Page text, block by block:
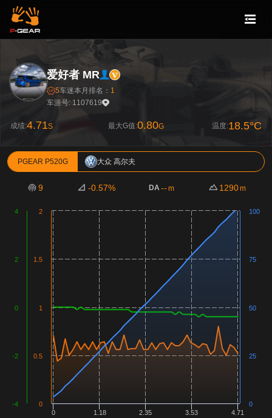
爱好者 MR
5车迷本月排名： 1
车涯号: 1107619
成绩:4.71S 最大G值:0.80G 温度:18.5°C
PGEAR P520G 大众 高尔夫
9 -0.57% DA-- m 1290m
0 1.18 2.35 3.53 4.71
0
0.5
1
1.5
2
-4
-2
0
2
4
0
25
50
75
100